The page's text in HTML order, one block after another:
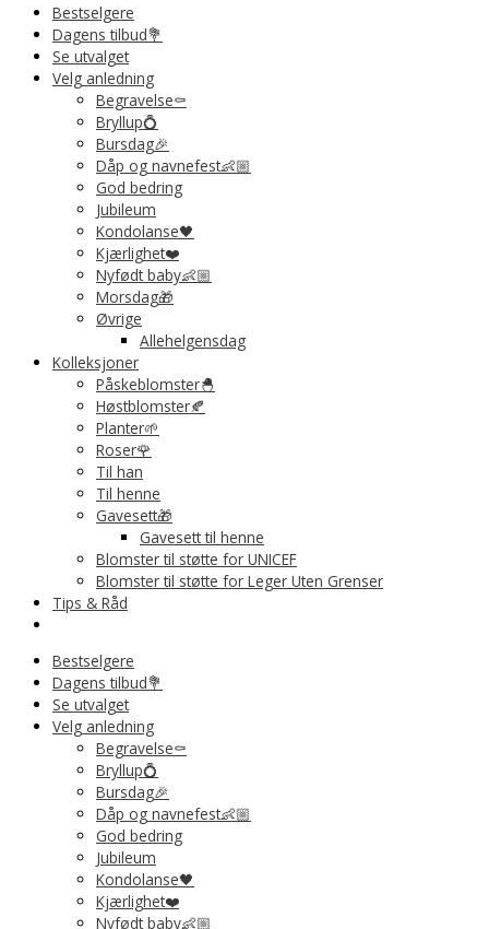
Bestselgere
Dagens tilbud💐
Se utvalget
Velg anledning
Begravelse⚰️
Bryllup💍
Bursdag🎉
Dåp og navnefest👶🏼
God bedring
Jubileum
Kondolanse🖤
Kjærlighet❤️
Nyfødt baby👶🏼
Morsdag🎁
Øvrige
Allehelgensdag
Kolleksjoner
Påskeblomster🐣
Høstblomster🍂
Planter🌱
Roser🌹
Til han
Til henne
Gavesett🎁
Gavesett til henne
Blomster til støtte for UNICEF
Blomster til støtte for Leger Uten Grenser
Tips & Råd
Bestselgere
Dagens tilbud💐
Se utvalget
Velg anledning
Begravelse⚰️
Bryllup💍
Bursdag🎉
Dåp og navnefest👶🏼
God bedring
Jubileum
Kondolanse🖤
Kjærlighet❤️
Nyfødt baby👶🏼